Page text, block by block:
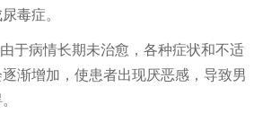
毒症。
于病情长期未治愈，各种症状和不适
渐增加，使患者出现厌恶感，导致男